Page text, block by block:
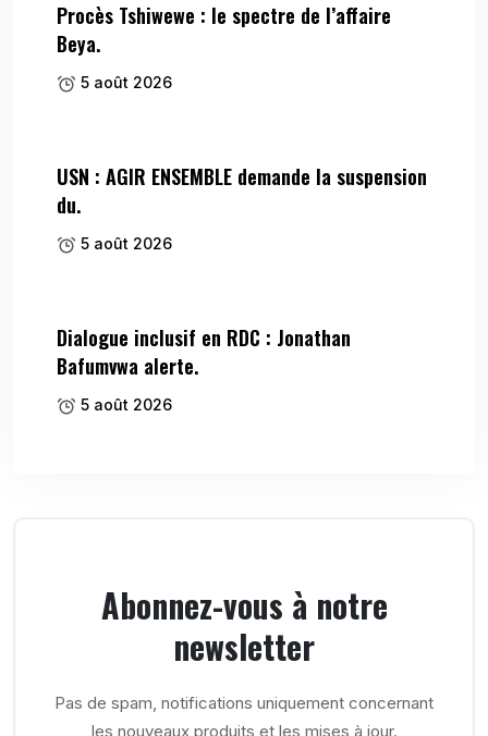
Procès Tshiwewe : le spectre de l’affaire
Beya.
5 août 2026
USN : AGIR ENSEMBLE demande la suspension
du.
5 août 2026
Dialogue inclusif en RDC : Jonathan
Bafumvwa alerte.
5 août 2026
Abonnez-vous à notre
newsletter
Pas de spam, notifications uniquement concernant
les nouveaux produits et les mises à jour.